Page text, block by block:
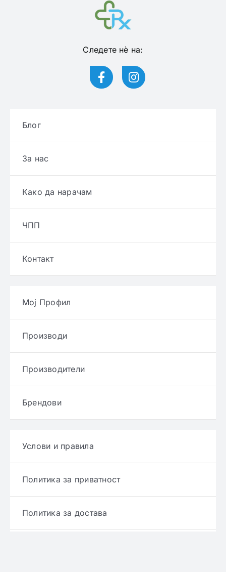
Следете нѐ на:
Блог
За нас
Како да нарачам
ЧПП
Контакт
Мој Профил
Производи
Производители
Брендови
Услови и правила
Политика за приватност
Политика за достава